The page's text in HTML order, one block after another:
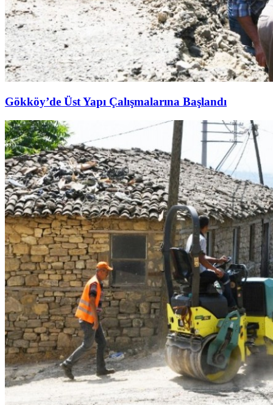
Gökköy’de Üst Yapı Çalışmalarına Başlandı